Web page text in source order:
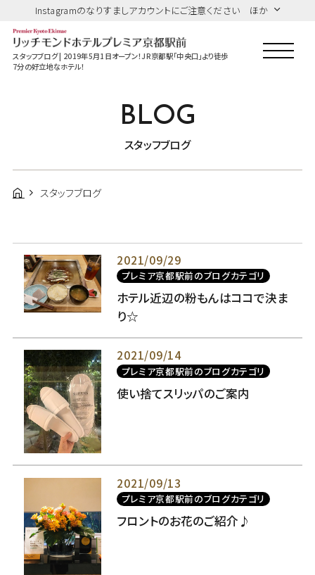
Instagramのなりすましアカウントにご注意ください ほか
スタッフブログ | 2019年5月1日オープン！JR京都駅「中央口」より徒歩
7分の好立地なホテル！
BLOG
スタッフブログ
スタッフブログ
2021/09/29
プレミア京都駅前のブログカテゴリ
ホテル近辺の粉もんはココで決ま
り☆
2021/09/14
プレミア京都駅前のブログカテゴリ
使い捨てスリッパのご案内
2021/09/13
プレミア京都駅前のブログカテゴリ
フロントのお花のご紹介♪